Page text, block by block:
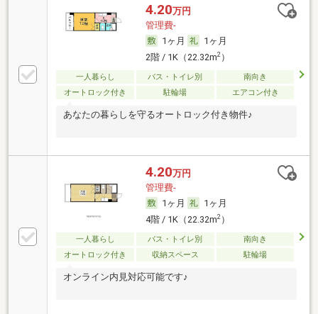
4.20万円
管理費-
1ヶ月
1ヶ月
2階 / 1K（22.32m2）
一人暮らし バス・トイレ別
南向き
オートロック付き
駐輪場 エアコン付き
あなたの暮らしを守るオートロック付き物件♪
4.20万円
管理費-
1ヶ月
1ヶ月
4階 / 1K（22.32m2）
一人暮らし バス・トイレ別
南向き
オートロック付き
収納スペース 駐輪場
オンライン内見対応可能です♪